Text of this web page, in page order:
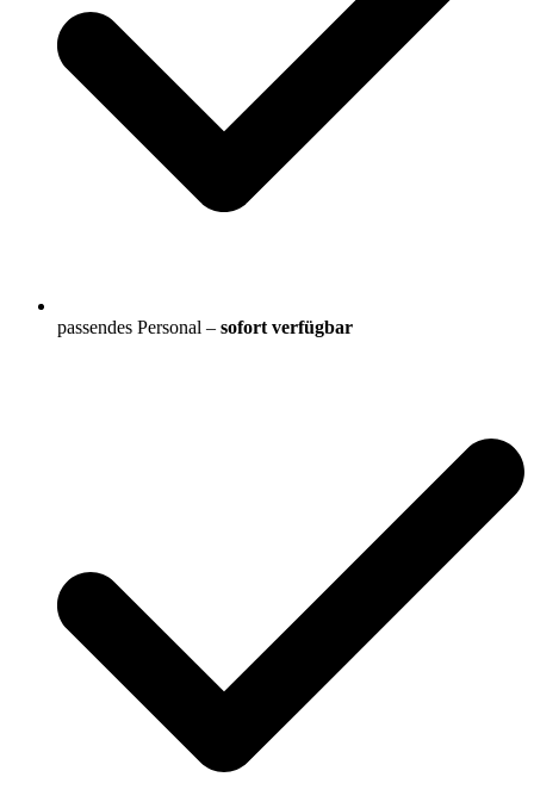
passendes Personal – sofort verfügbar